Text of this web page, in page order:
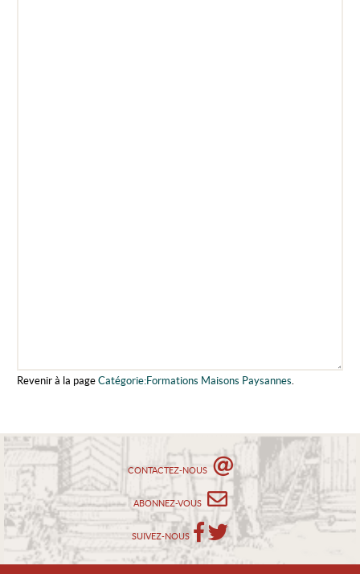
Revenir à la page Catégorie:Formations Maisons Paysannes.
CONTACTEZ-NOUS
ABONNEZ-VOUS
SUIVEZ-NOUS